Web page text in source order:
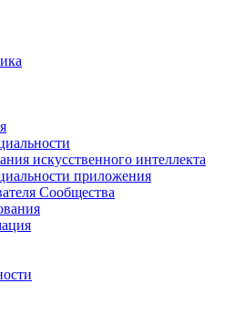
искусственного интеллекта
приложения
Сообщества